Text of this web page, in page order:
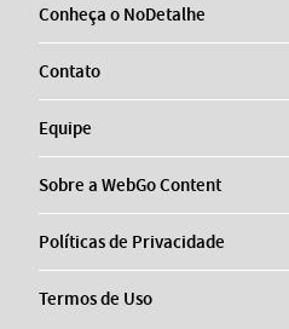
Conheça o NoDetalhe
Contato
Equipe
Sobre a WebGo Content
Políticas de Privacidade
Termos de Uso